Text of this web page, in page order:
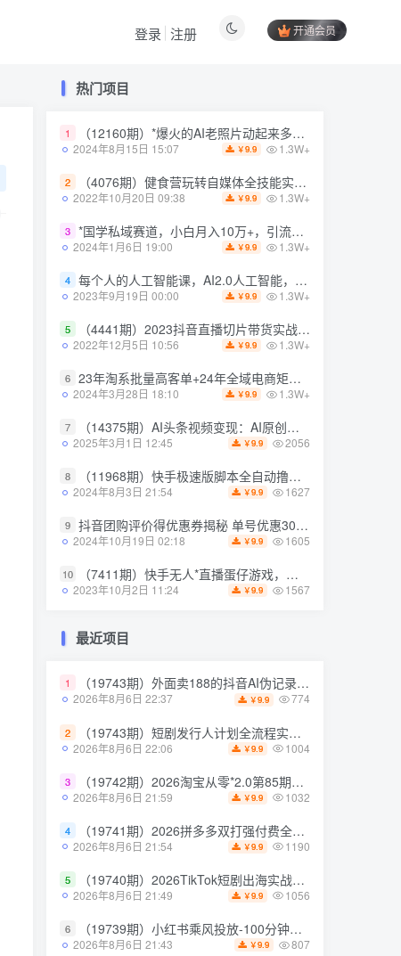
开通会员
登录 注册
热门项目
1 （12160期）*爆火的AI老照片动起来多重变现教程，蹭热点日赚3000+，内含免费工具
2024年8月15日 15:07 ￥9.9 1.3W+
2 （4076期）健食营玩转自媒体全技能实操，从无到有到精通，零基础也能打造*IP
2022年10月20日 09:38 ￥9.9 1.3W+
3 *国学私域赛道，小白月入10万+，引流+转化完整流程【揭秘】
2024年1月6日 19:00 ￥9.9 1.3W+
4 每个人的人工智能课，AI2.0人工智能，零基础入门
2023年9月19日 00:00 ￥9.9 1.3W+
5 （4441期）2023抖音直播切片带货实战，0基础+零资源+零经验 月入10W+借力IP实现躺赚
2022年12月5日 10:56 ￥9.9 1.3W+
6 23年淘系批量高客单+24年全域电商矩阵，批量高客单线上课（109节课）
2024年3月28日 18:10 ￥9.9 1.3W+
7 （14375期）AI头条视频变现：AI原创搬运玩法，无需剪辑，多平台发布，单号日入30-300
2025年3月1日 12:45 ￥9.9 2056
8 （11968期）快手极速版脚本全自动撸金看广告、刷视频单号收益50＋可批量操作
2024年8月3日 21:54 ￥9.9 1627
9 抖音团购评价得优惠券揭秘 单号优惠30-50 详细教程
2024年10月19日 02:18 ￥9.9 1605
10 （7411期）快手无人*直播蛋仔游戏，一天收入700+流程简单人人可做（送10G素材）
2023年10月2日 11:24 ￥9.9 1567
最近项目
1 （19743期）外面卖188的抖音AI伪记录片赛道掘金全攻略；从选题到发布十一大环节拆解，零基础也能做出高流量真实感内容
2026年8月6日 22:37 ￥9.9 774
2 （19743期）短剧发行人计划全流程实操教程；从账号*到选剧剪辑再到发布技巧，零基础也能快速上手出单
2026年8月6日 22:06 ￥9.9 1004
3 （19742期）2026淘宝从零*2.0第85期；主推款五项高权重初始设置，改销量评晒秒单快速破零积累基础权重
2026年8月6日 21:59 ￥9.9 1032
4 （19741期）2026拼多多双打强付费全攻略-62期；成本推广加托管双剑合璧，系统讲解7种付费玩法优劣势与选择策略
2026年8月6日 21:54 ￥9.9 1190
5 （19740期）2026TikTok短剧出海实战课：IAA广告分账×IAP付费变现×账号搭建×平台规则×双轨爆发×回款全流程
2026年8月6日 21:49 ￥9.9 1056
6 （19739期）小红书乘风投放-100分钟实操课｜开户返点·标准投搭建·莱卡定向，新店建模撬动笔记自然流量全套教学
2026年8月6日 21:43 ￥9.9 807
热门项目
1 （12160期）*爆火的AI老照片动起来多重变现教程，蹭热点日赚3000+，内含免费工具
2024年8月15日 15:07 ￥9.9 1.3W+
2 （4076期）健食营玩转自媒体全技能实操，从无到有到精通，零基础也能打造*IP
2022年10月20日 09:38 ￥9.9 1.3W+
3 *国学私域赛道，小白月入10万+，引流+转化完整流程【揭秘】
2024年1月6日 19:00 ￥9.9 1.3W+
4 每个人的人工智能课，AI2.0人工智能，零基础入门
2023年9月19日 00:00 ￥9.9 1.3W+
5 （4441期）2023抖音直播切片带货实战，0基础+零资源+零经验 月入10W+借力IP实现躺赚
2022年12月5日 10:56 ￥9.9 1.3W+
6 23年淘系批量高客单+24年全域电商矩阵，批量高客单线上课（109节课）
2024年3月28日 18:10 ￥9.9 1.3W+
7 （14375期）AI头条视频变现：AI原创搬运玩法，无需剪辑，多平台发布，单号日入30-300
2025年3月1日 12:45 ￥9.9 2056
8 （11968期）快手极速版脚本全自动撸金看广告、刷视频单号收益50＋可批量操作
2024年8月3日 21:54 ￥9.9 1627
9 抖音团购评价得优惠券揭秘 单号优惠30-50 详细教程
2024年10月19日 02:18 ￥9.9 1605
10 （7411期）快手无人*直播蛋仔游戏，一天收入700+流程简单人人可做（送10G素材）
2023年10月2日 11:24 ￥9.9 1567
最近项目
1 （19743期）外面卖188的抖音AI伪记录片赛道掘金全攻略；从选题到发布十一大环节拆解，零基础也能做出高流量真实感内容
2026年8月6日 22:37 ￥9.9 774
2 （19743期）短剧发行人计划全流程实操教程；从账号*到选剧剪辑再到发布技巧，零基础也能快速上手出单
2026年8月6日 22:06 ￥9.9 1004
3 （19742期）2026淘宝从零*2.0第85期；主推款五项高权重初始设置，改销量评晒秒单快速破零积累基础权重
2026年8月6日 21:59 ￥9.9 1032
4 （19741期）2026拼多多双打强付费全攻略-62期；成本推广加托管双剑合璧，系统讲解7种付费玩法优劣势与选择策略
2026年8月6日 21:54 ￥9.9 1190
5 （19740期）2026TikTok短剧出海实战课：IAA广告分账×IAP付费变现×账号搭建×平台规则×双轨爆发×回款全流程
2026年8月6日 21:49 ￥9.9 1056
6 （19739期）小红书乘风投放-100分钟实操课｜开户返点·标准投搭建·莱卡定向，新店建模撬动笔记自然流量全套教学
2026年8月6日 21:43 ￥9.9 807